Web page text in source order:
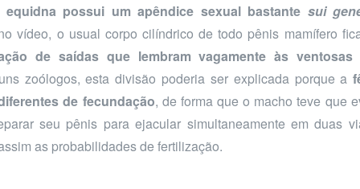
equidna possui um apêndice sexual bastante sui
vídeo, o usual corpo cilíndrico de todo pênis mamífero
de saídas que lembram vagamente às
zoólogos, esta divisão poderia ser explicada porque a
de fecundação, de forma que o macho teve que
seu pênis para ejacular simultaneamente em duas
as probabilidades de fertilização.